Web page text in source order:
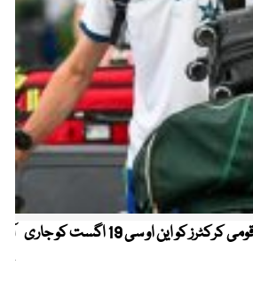
کیریبین پریمیئر لیگ ، قومی کرکٹرز کو این او سی 19 اگست کو جاری